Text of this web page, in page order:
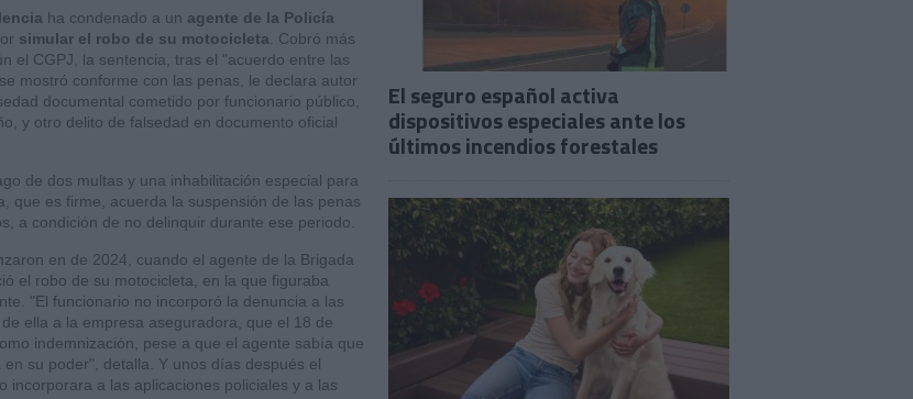
ha condenado a un agente de la Policía
simular el robo de su motocicleta . Cobró más
el CGPJ, la sentencia, tras el "acuerdo entre las
mostró conforme con las penas, le declara autor
documental cometido por funcionario público,
y otro delito de falsedad en documento oficial
de dos multas y una inhabilitación especial para
que es firme, acuerda la suspensión de las penas
a condición de no delinquir durante ese periodo.
en de 2024, cuando el agente de la Brigada
el robo de su motocicleta, en la que figuraba
"El funcionario no incorporó la denuncia a las
ella a la empresa aseguradora, que el 18 de
indemnización, pese a que el agente sabía que
su poder", detalla. Y unos días después el
incorporara a las aplicaciones policiales y a las
El seguro español activa
dispositivos especiales ante los
últimos incendios forestales